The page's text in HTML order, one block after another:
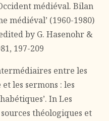
médiéval. Bilan
médiéval’ (1960-1980)
by G. Hasenohr &
197-209
entre les
les sermons : les
In Les
théologiques et